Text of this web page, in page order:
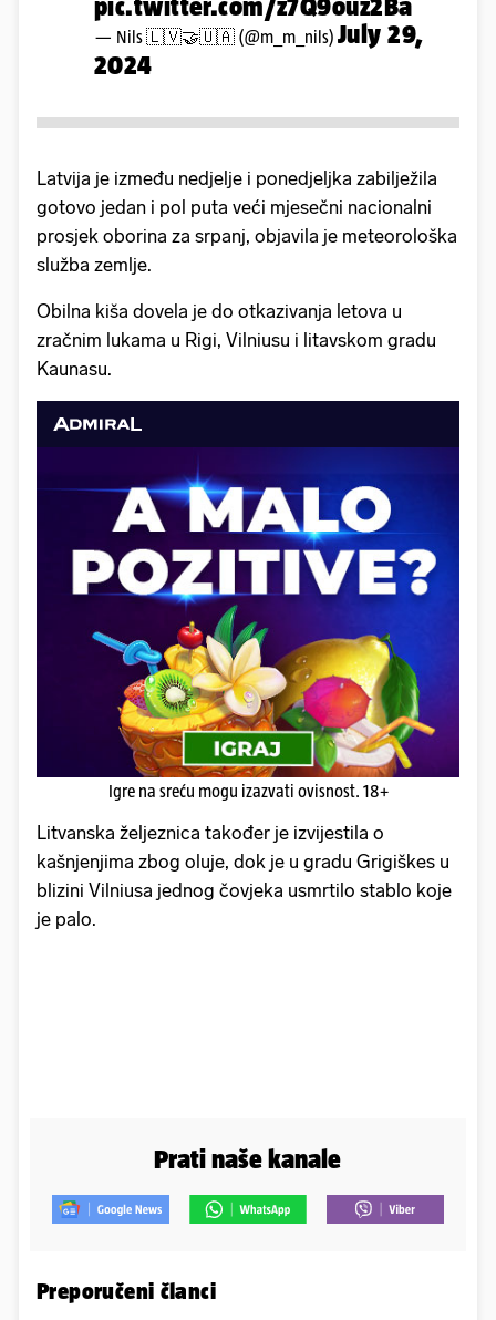
pic.twitter.com/z7Q9ouz2Ba
— Nils 🇱🇻🤝🇺🇦 (@m_m_nils) July 29,
2024
Latvija je između nedjelje i ponedjeljka zabilježila
gotovo jedan i pol puta veći mjesečni nacionalni
prosjek oborina za srpanj, objavila je meteorološka
služba zemlje.
Obilna kiša dovela je do otkazivanja letova u
zračnim lukama u Rigi, Vilniusu i litavskom gradu
Kaunasu.
Igre na sreću mogu izazvati ovisnost. 18+
Litvanska željeznica također je izvijestila o
kašnjenjima zbog oluje, dok je u gradu Grigiškes u
blizini Vilniusa jednog čovjeka usmrtilo stablo koje
je palo.
Prati naše kanale
Preporučeni članci